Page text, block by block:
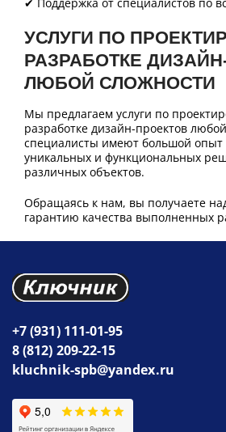
УСЛУГИ ПО
РАЗРАБОТКЕ
ЛЮБОЙ СЛОЖНОСТИ
Мы предлагаем услуги по
разработке дизайн-проектов
специалисты имеют большой опыт
уникальных и функциональных
различных объектов.
Обращаясь к нам, вы получаете
гарантию качества выполненных
+7 (931) 111-01-95
8 (812) 209-22-15
kluchnik-spb@yandex.ru